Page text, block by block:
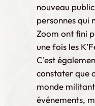
nouveau
personnes qui
Zoom ont fini
une fois les
C’est
constater que
monde
événements,